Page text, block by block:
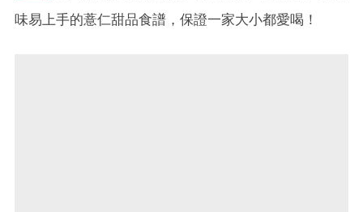
味易上手的薏仁甜品食譜，保證一家大小都愛喝！